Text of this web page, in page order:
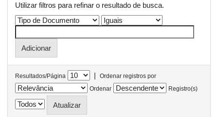
Utilizar filtros para refinar o resultado de busca.
Resultados/Página |
Ordenar registros por
Ordenar
Registro(s)